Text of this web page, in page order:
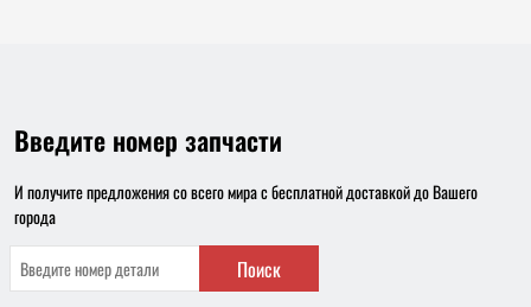
Введите номер запчасти
И получите предложения со всего мира с бесплатной доставкой до Вашего
города
Поиск